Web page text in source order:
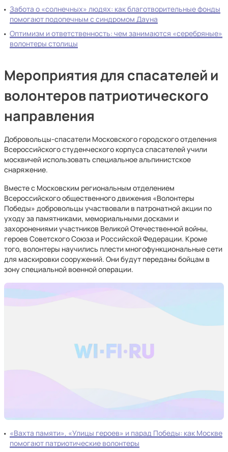
Забота о «солнечных» людях: как благотворительные фонды
помогают подопечным с синдромом Дауна
Оптимизм и ответственность: чем занимаются «серебряные»
волонтеры столицы
Мероприятия для спасателей и
волонтеров патриотического
направления
Добровольцы-спасатели Московского городского отделения
Всероссийского студенческого корпуса спасателей учили
москвичей использовать специальное альпинистское
снаряжение.
Вместе с Московским региональным отделением
Всероссийского общественного движения «Волонтеры
Победы» добровольцы участвовали в патронатной акции по
уходу за памятниками, мемориальными досками и
захоронениями участников Великой Отечественной войны,
героев Советского Союза и Российской Федерации. Кроме
того, волонтеры научились плести многофункциональные сети
для маскировки сооружений. Они будут переданы бойцам в
зону специальной военной операции.
«Вахта памяти», «Улицы героев» и парад Победы: как Москве
помогают патриотические волонтеры